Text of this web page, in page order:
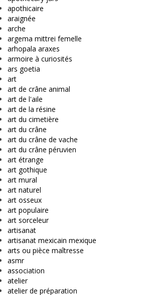
apothicaire
araignée
arche
argema mittrei femelle
arhopala araxes
armoire à curiosités
ars goetia
art
art de crâne animal
art de l'aile
art de la résine
art du cimetière
art du crâne
art du crâne de vache
art du crâne péruvien
art étrange
art gothique
art mural
art naturel
art osseux
art populaire
art sorceleur
artisanat
artisanat mexicain mexique
arts ou pièce maîtresse
asmr
association
atelier
atelier de préparation